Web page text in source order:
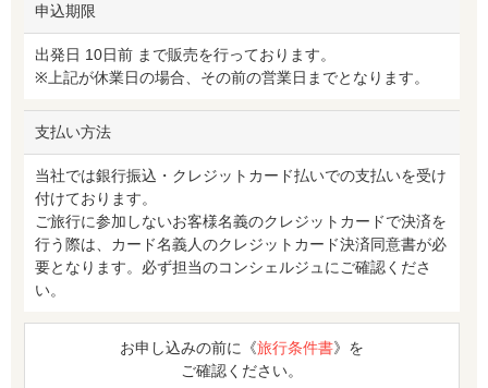
申込期限
出発日 10日前 まで販売を行っております。
※上記が休業日の場合、その前の営業日までとなります。
支払い方法
当社では銀行振込・クレジットカード払いでの支払いを受け
付けております。
ご旅行に参加しないお客様名義のクレジットカードで決済を
行う際は、カード名義人のクレジットカード決済同意書が必
要となります。必ず担当のコンシェルジュにご確認くださ
い。
お申し込みの前に《旅行条件書》を
ご確認ください。